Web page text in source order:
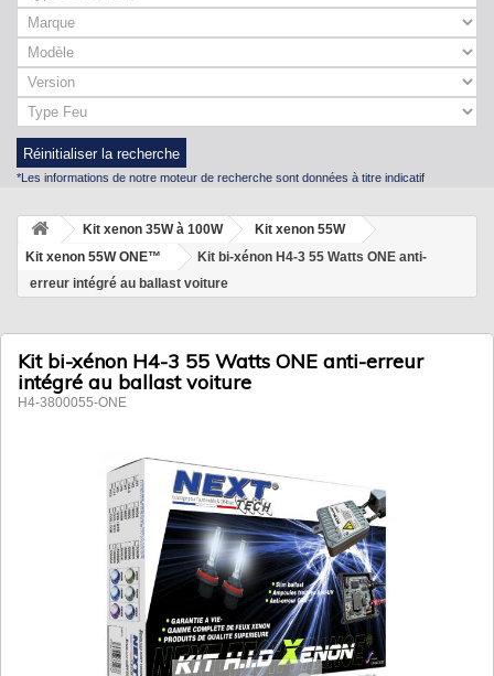
Réinitialiser la recherche
*Les informations de notre moteur de recherche sont données à titre indicatif
Kit xenon 35W à 100W
Kit xenon 55W
Kit xenon 55W ONE™
Kit bi-xénon H4-3 55 Watts ONE anti-
erreur intégré au ballast voiture
Kit bi-xénon H4-3 55 Watts ONE anti-erreur
intégré au ballast voiture
H4-3800055-ONE